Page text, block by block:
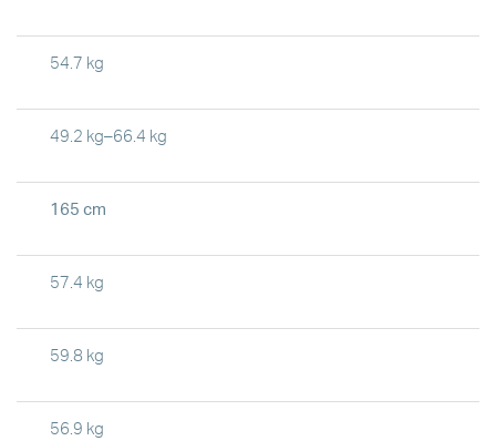
54.7 kg
49.2 kg–66.4 kg
165 cm
57.4 kg
59.8 kg
56.9 kg